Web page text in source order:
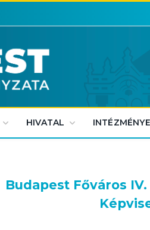
HIVATAL
Budapest Főváros